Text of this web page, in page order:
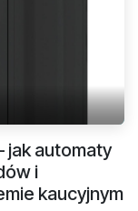
jak automaty
i
kaucyjnym